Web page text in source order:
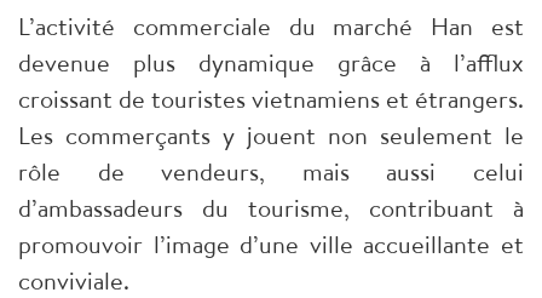
L’activité commerciale du marché Han est
devenue plus dynamique grâce à l’afflux
croissant de touristes vietnamiens et étrangers.
Les commerçants y jouent non seulement le
rôle de vendeurs, mais aussi celui
d’ambassadeurs du tourisme, contribuant à
promouvoir l’image d’une ville accueillante et
conviviale.